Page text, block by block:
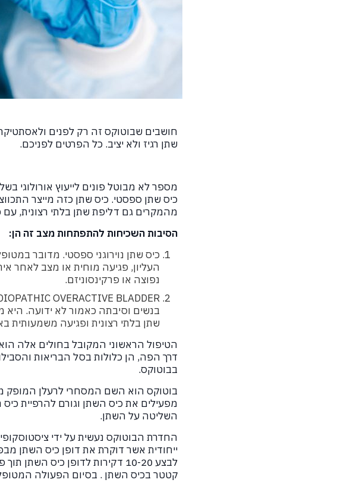
חושבים שבוטוקס זה רק לפנים
שתן רגיז ולא יציב. כל הפרטים לפניכם.
מספר לא מבוטל פונים לייעוץ אורולוגי
כיס שתן ספסטי. כיס שתן כזה מייצר
מהמקרים גם דליפת שתן בלתי רצונית,
הסיבות השכיחות להתפתחות מצב זה הן:
כיס שתן נוירוגני ספסטי. מדובר
העליון, פגיעה מוחית או מצב לאחר
נפוצה או פרקינסוניזם.
שתן בלתי רצונית ופגיעה משמעותית
הטיפול הראשוני המקובל בחולים אלה
דרך הפה, הן כלולות בסל הבריאות
בבוטוקס.
מפעילים את כיס השתן וגורם להרפיית
השליטה על השתן.
החדרת הבוטוקס נעשית על ידי
ייחודית אשר דוקרת את דופן כיס השתן
לבצע 10-20 דקירות לדופן כיס
קטטר בכיס השתן . בסיום הפעולה